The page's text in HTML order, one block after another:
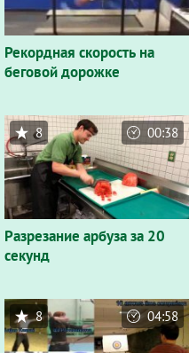
Рекордная скорость на
беговой дорожке
Разрезание арбуза за 20
секунд
8 00:38
8 04:58